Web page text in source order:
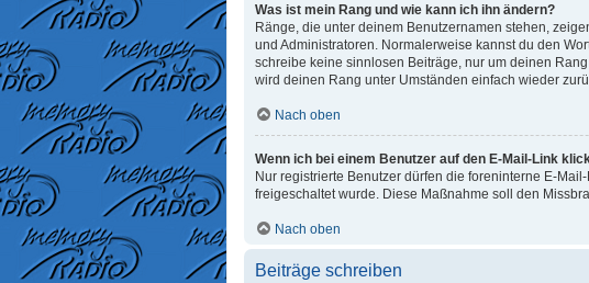
Was ist mein Rang und wie kann ich ihn ändern?
Ränge, die unter deinem Benutzernamen stehen,
und Administratoren. Normalerweise kannst du den
schreibe keine sinnlosen Beiträge, nur um deinen
wird deinen Rang unter Umständen einfach wieder
Nach oben
Wenn ich bei einem Benutzer auf den E-Mail-Link
Nur registrierte Benutzer dürfen die foreninterne E-
freigeschaltet wurde. Diese Maßnahme soll den
Nach oben
Beiträge schreiben